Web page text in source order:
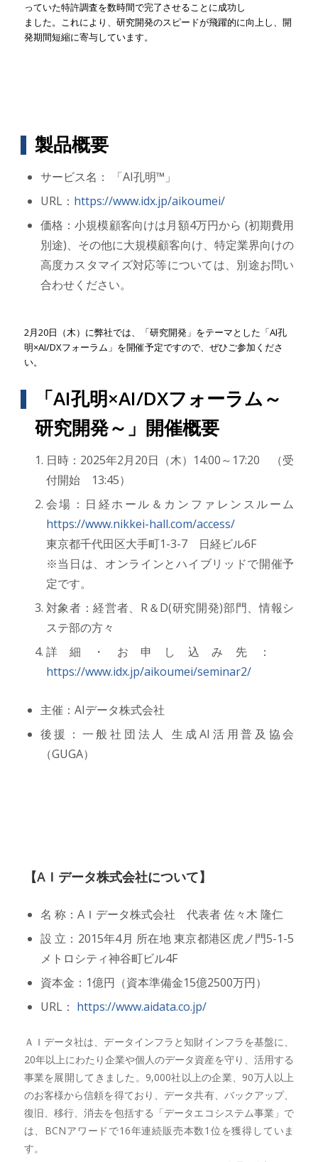
っていた特許調査を数時間で完了させることに成功し
ました。これにより、研究開発のスピードが飛躍的に向上し、開
発期間短縮に寄与しています。
製品概要
サービス名： 「AI孔明™」
URL： https://www.idx.jp/aikoumei/
価格：小規模顧客向けは月額4万円から (初期費用
別途)、その他に大規模顧客向け、特定業界向けの
高度カスタマイズ対応等については、別途お問い
合わせください。
2月20日（木）に弊社では、「研究開発」をテーマとした「AI孔
明×AI/DXフォーラム」を開催予定ですので、ぜひご参加くださ
い。
「AI孔明×AI/DXフォーラム～
研究開発～」開催概要
日時：2025年2月20日（木）14:00～17:20 （受
付開始 13:45）
会場：日経ホール＆カンファレンスルーム
https://www.nikkei-hall.com/access/
東京都千代田区大手町1-3-7 日経ビル6F
※当日は、オンラインとハイブリッドで開催予
定です。
対象者：経営者、R＆D(研究開発)部門、情報シ
ステ部の方々
詳細・お申し込み先：
https://www.idx.jp/aikoumei/seminar2/
主催：AIデータ株式会社
後援：一般社団法人 生成AI活用普及協会
（GUGA）
【AＩデータ株式会社について】
名 称：AＩデータ株式会社 代表者 佐々木 隆仁
設 立：2015年4月 所在地 東京都港区虎ノ門5-1-5
メトロシティ神谷町ビル4F
資本金：1億円（資本準備金15億2500万円）
URL： https://www.aidata.co.jp/
ＡＩデータ社は、データインフラと知財インフラを基盤に、
20年以上にわたり企業や個人のデータ資産を守り、活用する
事業を展開してきました。9,000社以上の企業、90万人以上
のお客様から信頼を得ており、データ共有、バックアップ、
復旧、移行、消去を包括する「データエコシステム事業」で
は、BCNアワードで16年連続販売本数1位を獲得していま
す。